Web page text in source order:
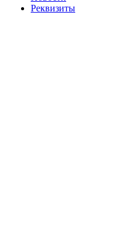
Реквизиты